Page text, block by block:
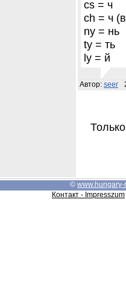
cs = ч
ch = ч
ny = нь
ty = ть
ly = й
Автор: seer
© www.hungary-
Контакт - Impresszum